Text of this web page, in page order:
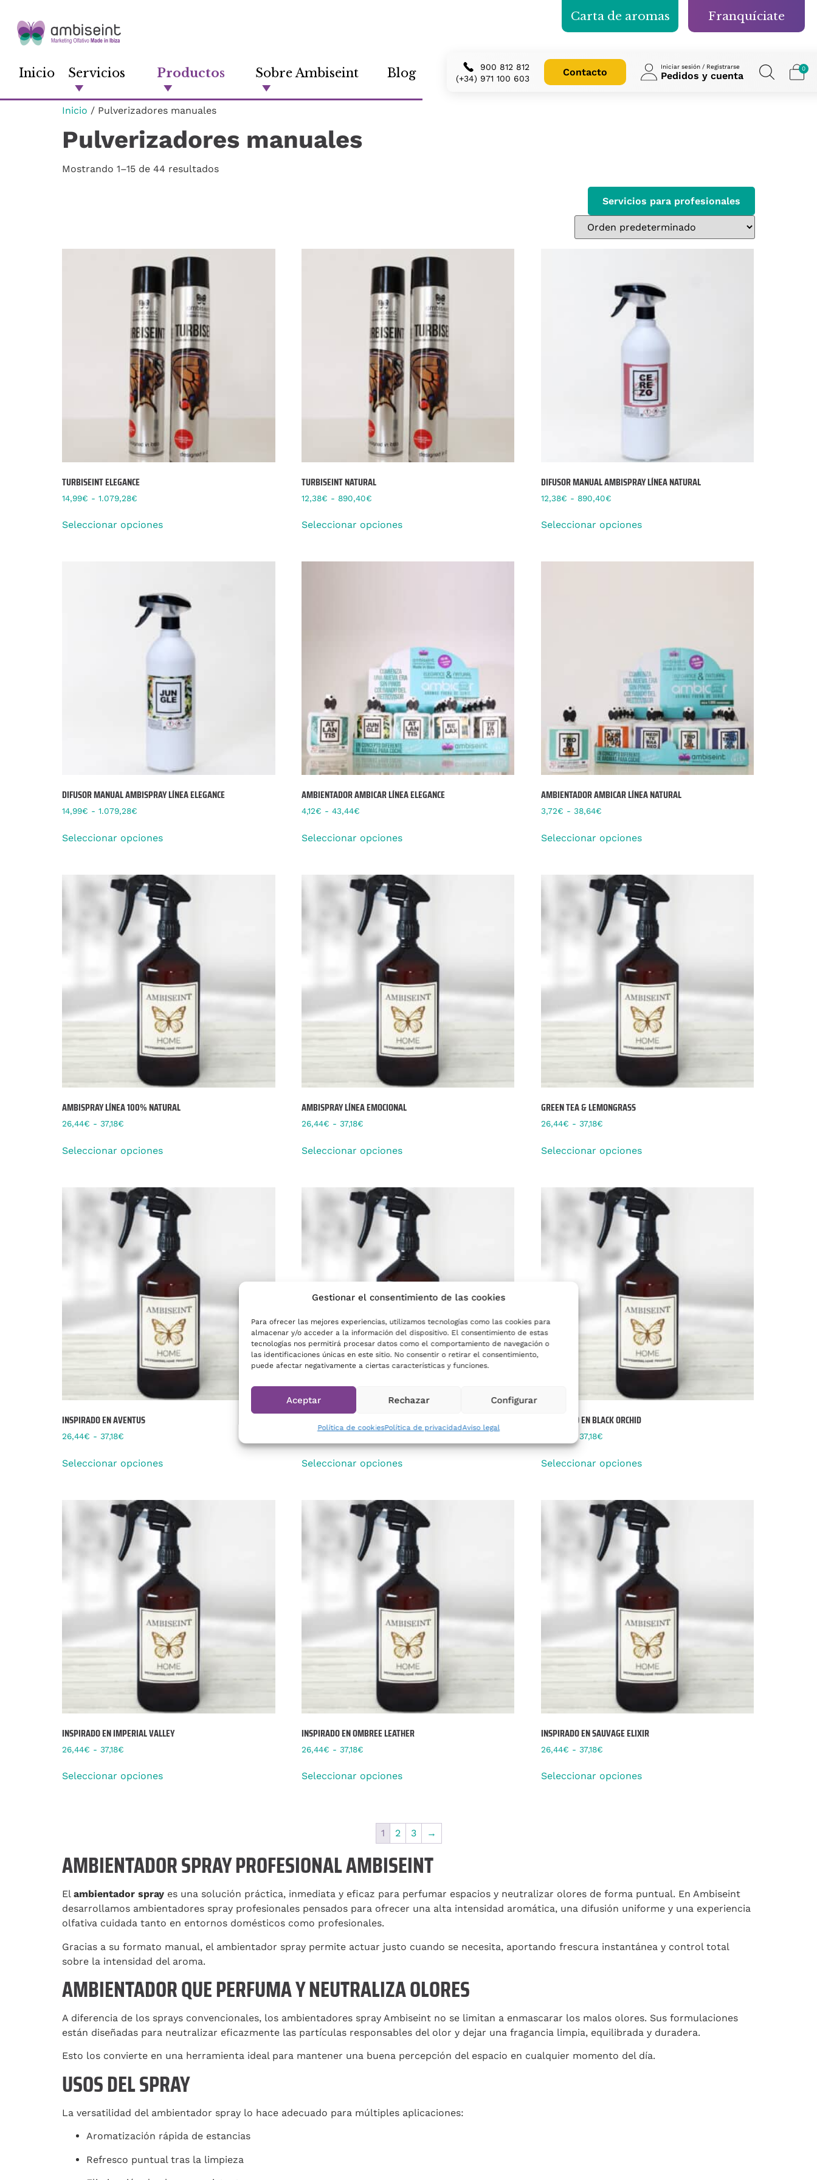
Gestionar el consentimiento de las cookies
Para ofrecer las mejores experiencias, utilizamos tecnologías como las cookies para
almacenar y/o acceder a la información del dispositivo. El consentimiento de estas
tecnologías nos permitirá procesar datos como el comportamiento de navegación o
las identificaciones únicas en este sitio. No consentir o retirar el consentimiento,
puede afectar negativamente a ciertas características y funciones.
Aceptar Rechazar Configurar
Política de cookiesPolítica de privacidadAviso legal
Inicio Servicios Productos Sobre Ambiseint Blog
Carta de aromas Franquíciate
900 812 812
(+34) 971 100 603
Contacto Iniciar sesión / Registrarse
Pedidos y cuenta
0
Inicio / Pulverizadores manuales
Pulverizadores manuales
Mostrando 1–15 de 44 resultados
Servicios para profesionales
TURBISEINT ELEGANCE
14,99€ - 1.079,28€
Seleccionar opciones
TURBISEINT NATURAL
12,38€ - 890,40€
Seleccionar opciones
DIFUSOR MANUAL AMBISPRAY LÍNEA NATURAL
12,38€ - 890,40€
Seleccionar opciones
DIFUSOR MANUAL AMBISPRAY LÍNEA ELEGANCE
14,99€ - 1.079,28€
Seleccionar opciones
AMBIENTADOR AMBICAR LÍNEA ELEGANCE
4,12€ - 43,44€
Seleccionar opciones
AMBIENTADOR AMBICAR LÍNEA NATURAL
3,72€ - 38,64€
Seleccionar opciones
AMBISPRAY LÍNEA 100% NATURAL
26,44€ - 37,18€
Seleccionar opciones
AMBISPRAY LÍNEA EMOCIONAL
26,44€ - 37,18€
Seleccionar opciones
GREEN TEA & LEMONGRASS
26,44€ - 37,18€
Seleccionar opciones
INSPIRADO EN AVENTUS
26,44€ - 37,18€
Seleccionar opciones Seleccionar opciones
INSPIRADO EN BLACK ORCHID
37,18€
Seleccionar opciones
INSPIRADO EN IMPERIAL VALLEY
26,44€ - 37,18€
Seleccionar opciones
INSPIRADO EN OMBREE LEATHER
26,44€ - 37,18€
Seleccionar opciones
INSPIRADO EN SAUVAGE ELIXIR
26,44€ - 37,18€
Seleccionar opciones
1 2 3 →
AMBIENTADOR SPRAY PROFESIONAL AMBISEINT
El ambientador spray es una solución práctica, inmediata y eficaz para perfumar espacios y neutralizar olores de forma puntual. En Ambiseint
desarrollamos ambientadores spray profesionales pensados para ofrecer una alta intensidad aromática, una difusión uniforme y una experiencia
olfativa cuidada tanto en entornos domésticos como profesionales.
Gracias a su formato manual, el ambientador spray permite actuar justo cuando se necesita, aportando frescura instantánea y control total
sobre la intensidad del aroma.
AMBIENTADOR QUE PERFUMA Y NEUTRALIZA OLORES
A diferencia de los sprays convencionales, los ambientadores spray Ambiseint no se limitan a enmascarar los malos olores. Sus formulaciones
están diseñadas para neutralizar eficazmente las partículas responsables del olor y dejar una fragancia limpia, equilibrada y duradera.
Esto los convierte en una herramienta ideal para mantener una buena percepción del espacio en cualquier momento del día.
USOS DEL SPRAY
La versatilidad del ambientador spray lo hace adecuado para múltiples aplicaciones:
Aromatización rápida de estancias
Refresco puntual tras la limpieza